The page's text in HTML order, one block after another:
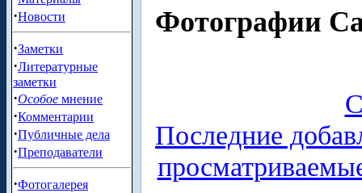
·Новости
·Заметки
·Литературные
заметки
·Особое мнение
·Комментарии
·Публичные дела
·Преподаватели
·Фотогалерея
Фотографии
Последние